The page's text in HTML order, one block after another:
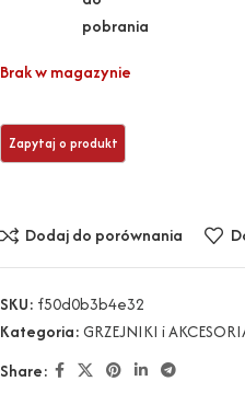
Brak w magazynie
Dodaj do porównania
SKU: f50d0b3b4e32
Kategoria:GRZEJNIKI i
Share: